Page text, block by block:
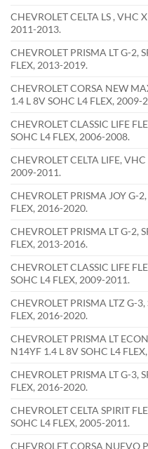
CHEVROLET CELTA LS , VHC
2011-2013.
CHEVROLET PRISMA LT G-2,
FLEX, 2013-2019.
CHEVROLET CORSA NEW
1.4 L 8V SOHC L4 FLEX, 2009-
CHEVROLET CLASSIC LIFE
SOHC L4 FLEX, 2006-2008.
CHEVROLET CELTA LIFE,
2009-2011.
CHEVROLET PRISMA JOY G-
FLEX, 2016-2020.
CHEVROLET PRISMA LT G-2,
FLEX, 2013-2016.
CHEVROLET CLASSIC LIFE
SOHC L4 FLEX, 2009-2011.
CHEVROLET PRISMA LTZ G-
FLEX, 2016-2020.
CHEVROLET PRISMA LT
N14YF 1.4 L 8V SOHC L4
CHEVROLET PRISMA LT G-3,
FLEX, 2016-2020.
CHEVROLET CELTA SPIRIT
SOHC L4 FLEX, 2005-2011.
CHEVROLET CORSA NUEVO